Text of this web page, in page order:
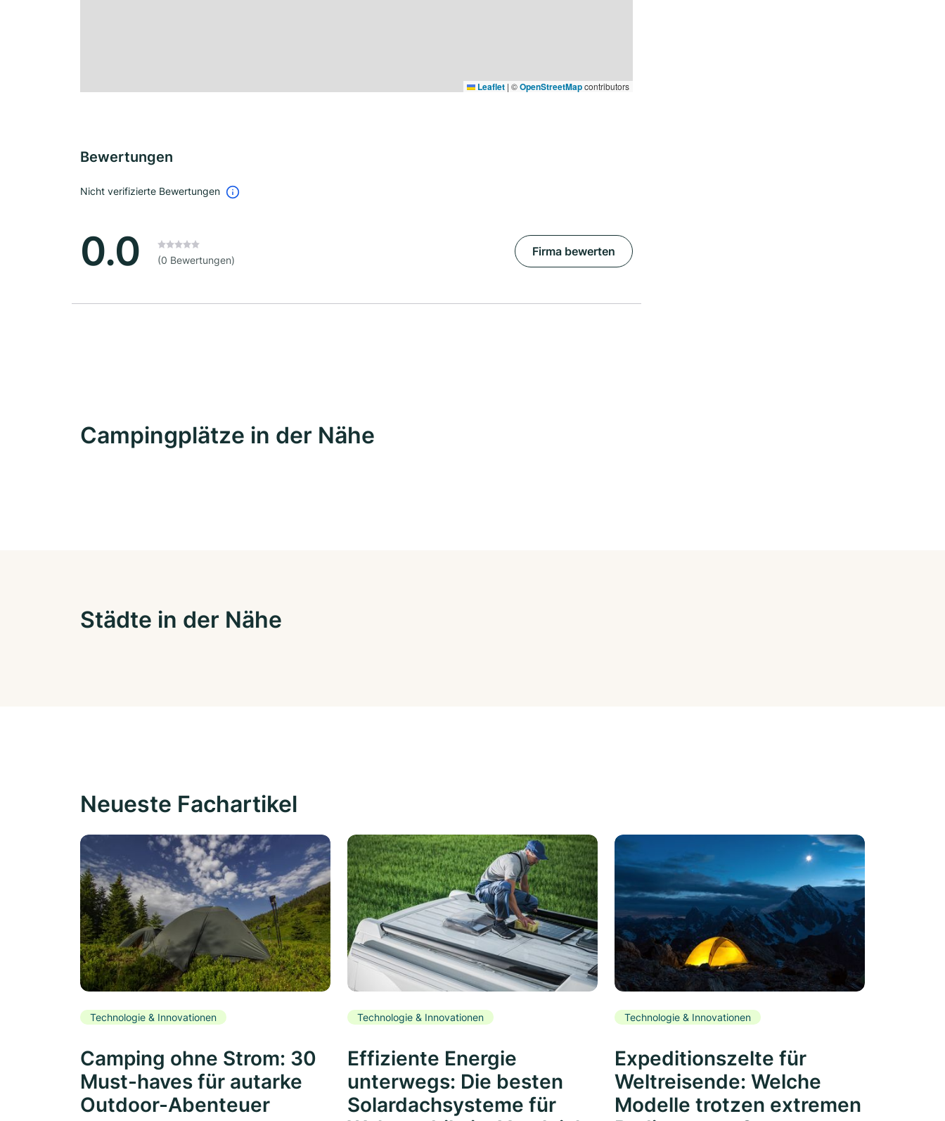
Leaflet | ©OpenStreetMapcontributors
Bewertungen
Nicht verifizierte Bewertungen
0.0 (0 Bewertungen)
Firma bewerten
Campingplätze in der Nähe
Städte in der Nähe
Neueste Fachartikel
Technologie & Innovationen
Camping ohne Strom: 30
Must-haves für autarke
Outdoor-Abenteuer
Technologie & Innovationen
Effiziente Energie
unterwegs: Die besten
Solardachsysteme für
Technologie & Innovationen
Expeditionszelte für
Weltreisende: Welche
Modelle trotzen extremen